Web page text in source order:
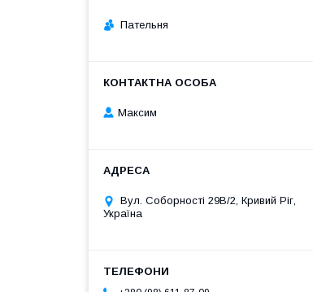
Пательня
Максим
Вул. Соборності 29В/2, Кривий Ріг,
Україна